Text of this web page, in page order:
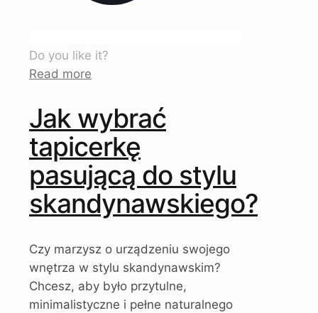
Do you like it?
Read more
Jak wybrać
tapicerkę
pasującą do stylu
skandynawskiego?
Czy marzysz o urządzeniu swojego
wnętrza w stylu skandynawskim?
Chcesz, aby było przytulne,
minimalistyczne i pełne naturalnego